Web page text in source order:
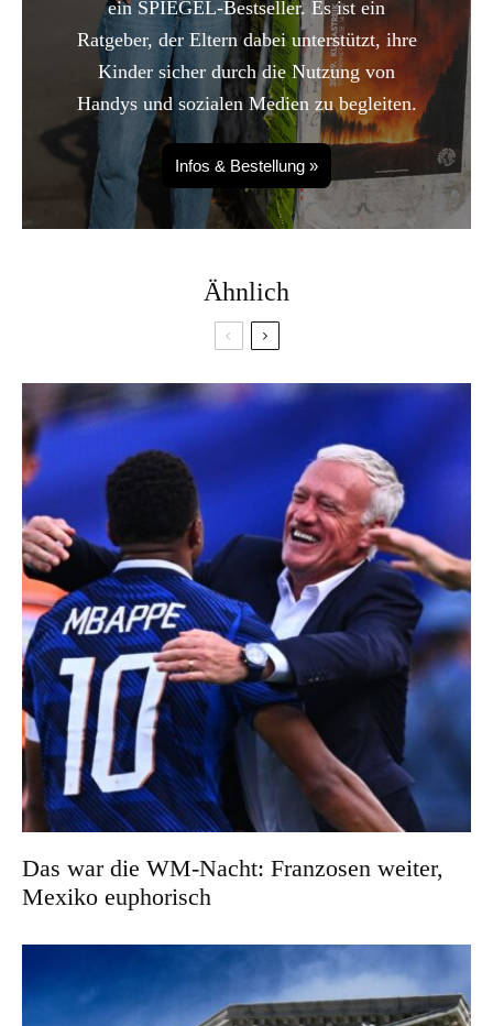
ein SPIEGEL-Bestseller. Es ist ein
Ratgeber, der Eltern dabei unterstützt, ihre
Kinder sicher durch die Nutzung von
Handys und sozialen Medien zu begleiten.
Infos & Bestellung »
Ähnlich
Das war die WM-Nacht: Franzosen weiter,
Mexiko euphorisch